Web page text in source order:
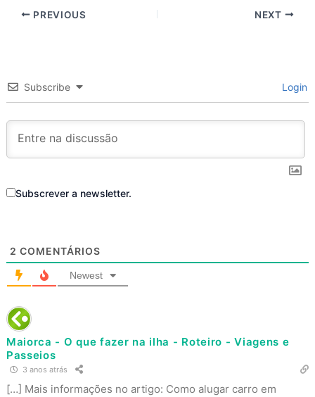
PREVIOUS NEXT
Subscribe Login
Subscrever a newsletter.
2 COMENTÁRIOS
Newest
Maiorca - O que fazer na ilha - Roteiro - Viagens e
Passeios
3 anos atrás
[…] Mais informações no artigo: Como alugar carro em